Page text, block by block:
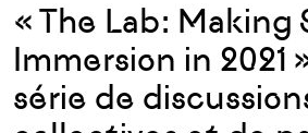
« The Lab: Making
Immersion in 2021
série de